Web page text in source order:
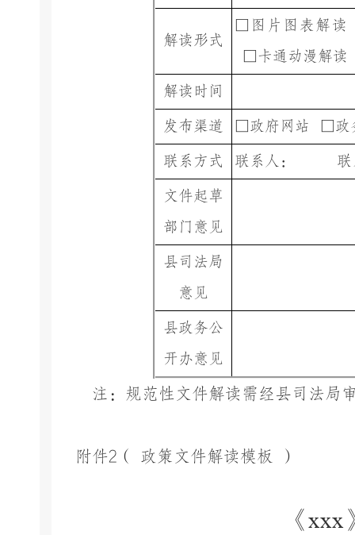
解读形式
□图片图表解读
□卡通动漫解读
解读时间
发布渠道 □政府网站 □政
联系方式 联系人：
文件起草
部门意见
县司法局
意见
县政务公
开办意见
注：规范性文件解读需经县司法局
附件2 （ 政策文件解读模板 ）
《xxx